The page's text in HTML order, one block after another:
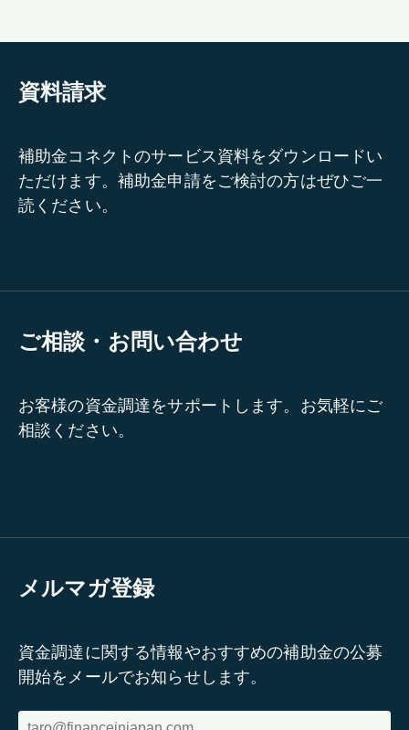
資料請求
補助金コネクトのサービス資料をダウンロードい
ただけます。補助金申請をご検討の方はぜひご一
読ください。
ご相談・お問い合わせ
お客様の資金調達をサポートします。お気軽にご
相談ください。
メルマガ登録
資金調達に関する情報やおすすめの補助金の公募
開始をメールでお知らせします。